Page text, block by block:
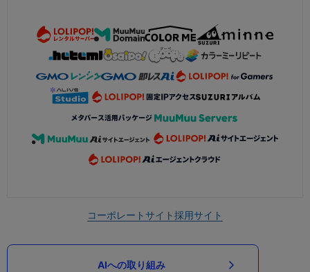
コーポレートサイト採用サイト
AIへの取り組み